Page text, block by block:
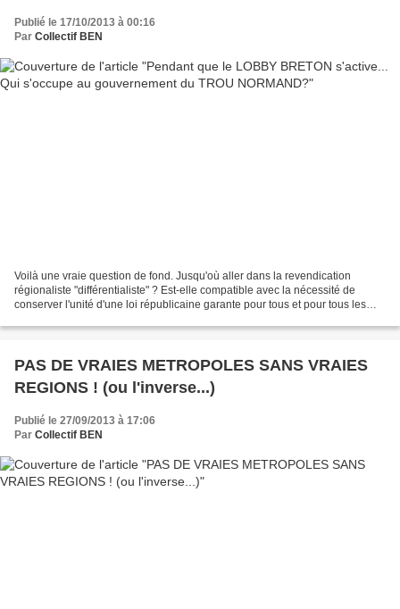
Publié le 17/10/2013 à 00:16
Par Collectif BEN
Voilà une vraie question de fond. Jusqu'où aller dans la revendication
régionaliste "différentialiste" ? Est-elle compatible avec la nécessité de
conserver l'unité d'une loi républicaine garante pour tous et pour tous les
PAS DE VRAIES METROPOLES SANS VRAIES
REGIONS ! (ou l'inverse...)
Publié le 27/09/2013 à 17:06
Par Collectif BEN